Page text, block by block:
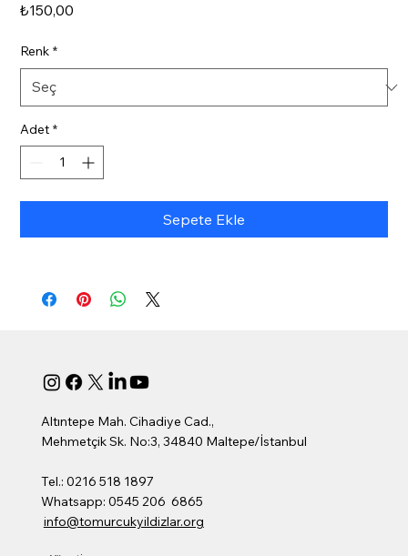
₺150,00
Renk *
Adet *
Sepete Ekle
Altıntepe Mah. Cihadiye Cad.,
Mehmetçik Sk. No:3, 34840 Maltepe/İstanbul
Tel.: 0216 518 1897
Whatsapp: 0545 206 6865
info@tomurcukyildizlar.org